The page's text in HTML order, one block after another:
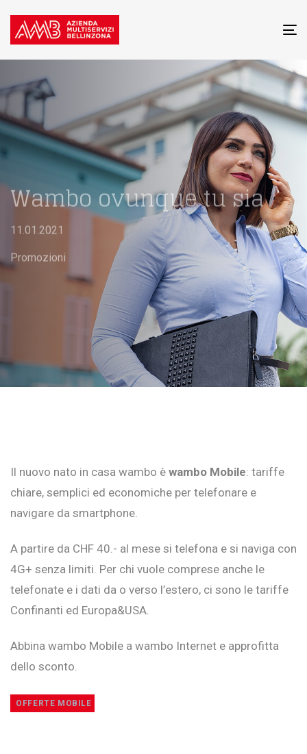
Wambo ovunque tu sia
11.01.2021
Promozioni
Il nuovo nato in casa wambo è wambo Mobile: tariffe
chiare, semplici ed economiche per telefonare e
navigare da smartphone.
A partire da CHF 40.- al mese si telefona e si naviga con
4G+ senza limiti. Per chi vuole comprese anche le
telefonate e i dati da o verso l’estero, ci sono le tariffe
Confinanti ed Europa&USA.
Abbina wambo Mobile a wambo Internet e approfitta
dello sconto.
OFFERTE MOBILE